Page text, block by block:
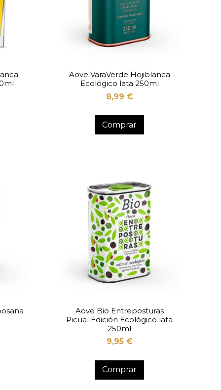
Aove VaraVerde Hojiblanca
Ecológico lata 250ml
8,99 €
Comprar
Aove Bio Entreposturas
Picual Edición Ecológico lata
250ml
9,95 €
Comprar